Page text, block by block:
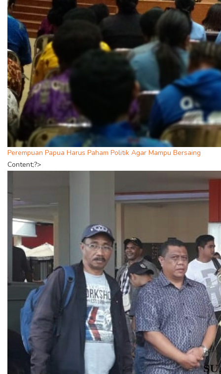
Perempuan Papua Harus Paham Politik Agar Mampu Bersaing
Content;?>